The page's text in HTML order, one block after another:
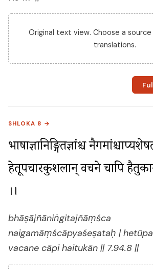
Original text view. Choose a
translations.
SHLOKA 8 →
भाषाज्ञानिङ्गितज्ञांश्च
हेतूपचारकुशलान् वचने चापि
।।
bhāṣājñāniṅgitajñāṃśca
naigamāṃścāpyaśeṣataḥ |
vacane cāpi haitukān || 7.94.8 ||